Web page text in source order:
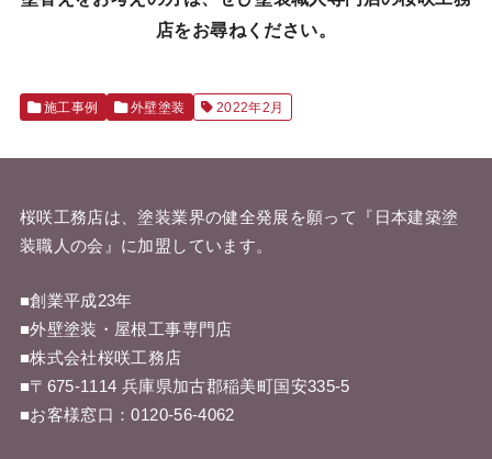
店をお尋ねください。
施工事例 外壁塗装 2022年2月
桜咲工務店は、塗装業界の健全発展を願って『 日本建築塗
装職人の会 』に加盟しています。
■創業平成23年
■外壁塗装・屋根工事専門店
■株式会社桜咲工務店
■〒675-1114 兵庫県加古郡稲美町国安335-5
■お客様窓口：0120-56-4062